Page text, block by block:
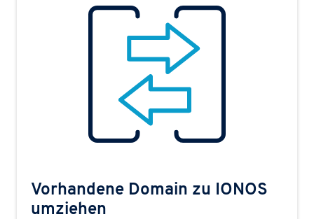
Vorhandene Domain zu IONOS
umziehen